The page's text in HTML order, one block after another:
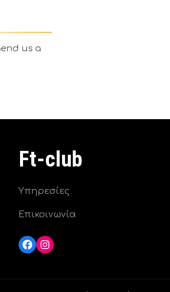
us a
Ft-club
Υπηρεσίες
Επικοινωνία
Facebook
Instagram